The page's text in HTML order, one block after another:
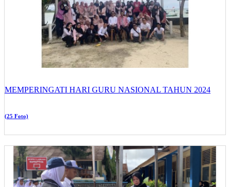
MEMPERINGATI HARI GURU NASIONAL TAHUN 2024
(25 Foto)